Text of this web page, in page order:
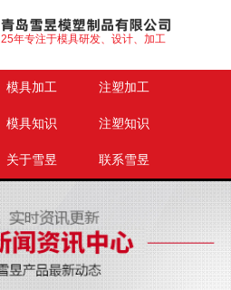
25年专注于模具研发、设计、加工
模具加工 注塑加工
模具知识 注塑知识
关于雪昱 联系雪昱